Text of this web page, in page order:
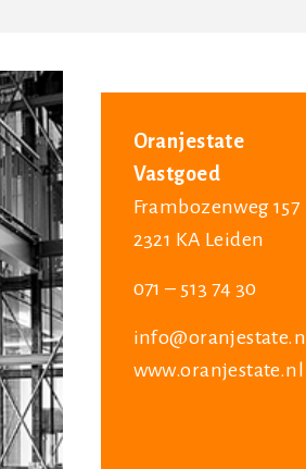
Oranjestate
Vastgoed
Frambozenweg 157
2321 KA Leiden
071 – 513 74 30
info@oranjestate.nl
www.oranjestate.nl